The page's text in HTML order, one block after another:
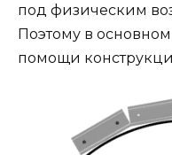
под физическим
Поэтому в
помощи